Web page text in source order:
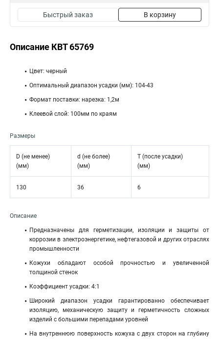
Быстрый заказ В корзину
Описание КВТ 65769
Цвет: черный
Оптимальный диапазон усадки (мм): 104-43
Формат поставки: нарезка: 1,2м
Клеевой слой: 100мм по краям
Размеры
D (не менее)
(мм)
d (не более)
(мм)
T (после усадки)
(мм)
130 36 6
Описание
Предназначены для герметизации, изоляции и защиты от
коррозии в электроэнергетике, нефтегазовой и других отраслях
промышленности
Кожухи обладают особой прочностью и увеличенной
толщиной стенок
Коэффициент усадки: 4:1
Широкий диапазон усадки гарантированно обеспечивает
изоляцию, механическую защиту и герметичность сложных
изделий с большими перепадами уровней
На внутреннюю поверхность кожуха с двух сторон на глубину